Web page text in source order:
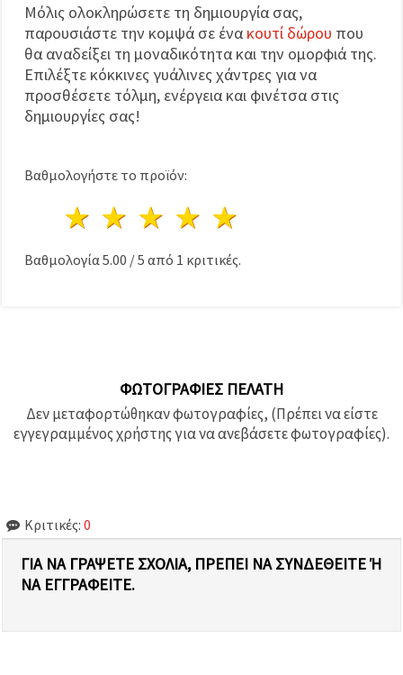
Μόλις ολοκληρώσετε τη δημιουργία σας,
παρουσιάστε την κομψά σε ένα κουτί δώρου που
θα αναδείξει τη μοναδικότητα και την ομορφιά της.
Επιλέξτε κόκκινες γυάλινες χάντρες για να
προσθέσετε τόλμη, ενέργεια και φινέτσα στις
δημιουργίες σας!
Βαθμολογήστε το προϊόν:
4 Αστέρια
3 Αστέρια
2 Αστέρια
1 Αστέρι
Βαθμολογία 5.00 /5 από 1 κριτικές.
ΦΩΤΟΓΡΑΦΊΕΣ ΠΕΛΆΤΗ
Δεν μεταφορτώθηκαν φωτογραφίες, (Πρέπει να είστε
εγγεγραμμένος χρήστης για να ανεβάσετε φωτογραφίες).
Κριτικές: 0
ΓΙΑ ΝΑ ΓΡΆΨΕΤΕ ΣΧΌΛΙΑ, ΠΡΈΠΕΙ ΝΑ ΣΥΝΔΕΘΕΊΤΕ Ή Ν
Α ΕΓΓΡΑΦΕΊΤΕ.